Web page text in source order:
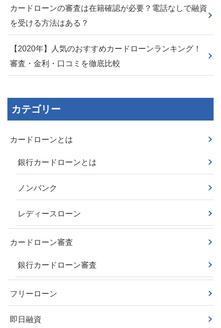
カードローンの審査は在籍確認が必要？電話なしで融資
を受ける方法はある？
【2020年】人気のおすすめカードローンランキング！
審査・金利・口コミを徹底比較
カテゴリー
カードローンとは
銀行カードローンとは
ノンバンク
レディースローン
カードローン審査
銀行カードローン審査
フリーローン
即日融資